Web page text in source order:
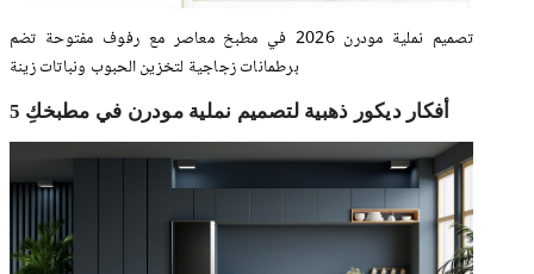
تصميم نملية مودرن 2026 في مطبخ معاصر مع رفوف مفتوحة تضم
برطمانات زجاجية لتخزين الحبوب ونباتات زينة
5 أفكار ديكور ذهبية لتصميم نملية مودرن في مطبخكِ